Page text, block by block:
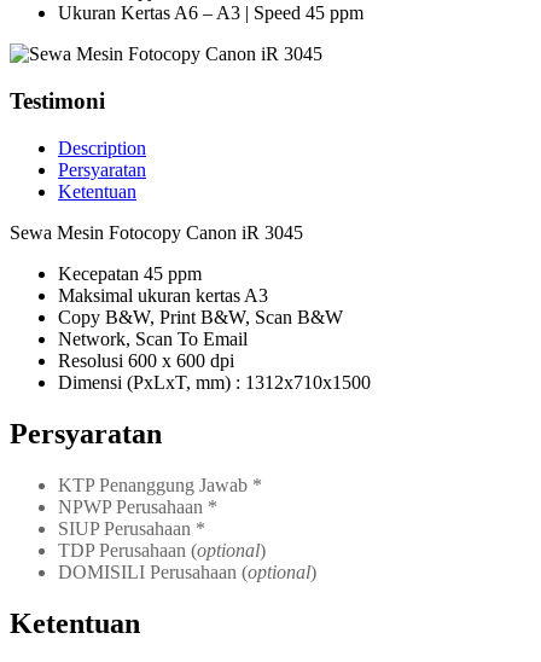
Ukuran Kertas A6 – A3 | Speed 45 ppm
Testimoni
Description
Persyaratan
Ketentuan
Sewa Mesin Fotocopy Canon iR 3045
Kecepatan 45 ppm
Maksimal ukuran kertas A3
Copy B&W, Print B&W, Scan B&W
Network, Scan To Email
Resolusi 600 x 600 dpi
Dimensi (PxLxT, mm) : 1312x710x1500
Persyaratan
KTP Penanggung Jawab *
NPWP Perusahaan *
SIUP Perusahaan *
TDP Perusahaan (optional)
DOMISILI Perusahaan (optional)
Ketentuan